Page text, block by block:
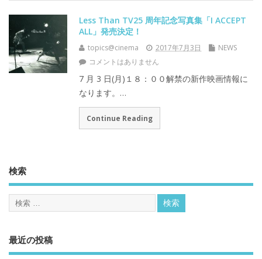
Less Than TV25 周年記念写真集「I ACCEPT
ALL」発売決定！
topics@cinema 2017年7月3日
NEWS
コメントはありません
7 月 3 日(月)１８：００解禁の新作映画情報に
なります。…
Continue Reading
検索
最近の投稿